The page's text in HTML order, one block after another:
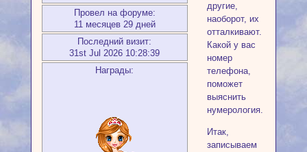
Провел на форуме:
11 месяцев 29 дней
Последний визит:
31st Jul 2026 10:28:39
Награды:
другие,
наоборот, их
отталкивают.
Какой у вас
номер
телефона,
поможет
выяснить
нумерология.
Итак,
записываем